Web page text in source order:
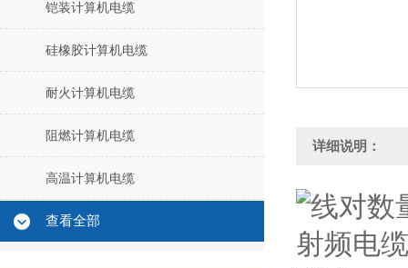
铠装计算机电缆
硅橡胶计算机电缆
耐火计算机电缆
阻燃计算机电缆
高温计算机电缆
查看全部
详细说明：